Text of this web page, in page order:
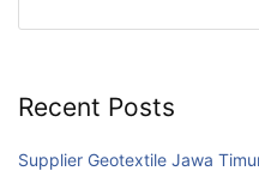
Recent Posts
Supplier Geotextile Jawa